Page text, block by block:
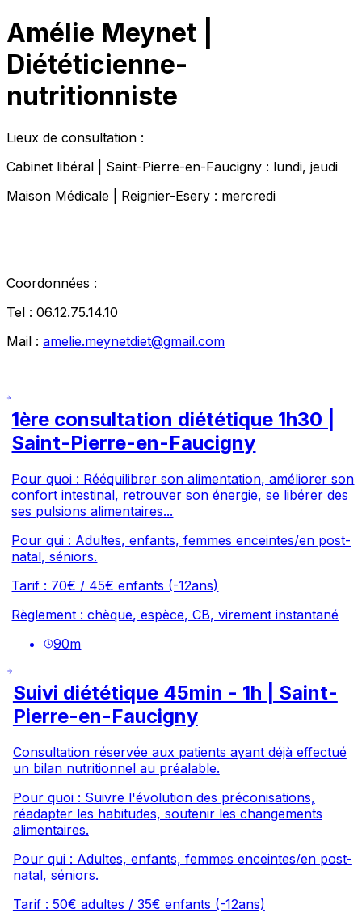
Amélie Meynet |
Diététicienne-
nutritionniste
Lieux de consultation :
Cabinet libéral | Saint-Pierre-en-Faucigny : lundi, jeudi
Maison Médicale | Reignier-Esery : mercredi
Coordonnées :
Tel : 06.12.75.14.10
Mail : amelie.meynetdiet@gmail.com
1ère consultation diététique 1h30 |
Saint-Pierre-en-Faucigny
Pour quoi : Rééquilibrer son alimentation, améliorer son
confort intestinal, retrouver son énergie, se libérer des
ses pulsions alimentaires...
Pour qui : Adultes, enfants, femmes enceintes/en post-
natal, séniors.
Tarif : 70€ / 45€ enfants (-12ans)
Règlement : chèque, espèce, CB, virement instantané
90m
Suivi diététique 45min - 1h | Saint-
Pierre-en-Faucigny
Consultation réservée aux patients ayant déjà effectué
un bilan nutritionnel au préalable.
Pour quoi : Suivre l'évolution des préconisations,
réadapter les habitudes, soutenir les changements
alimentaires.
Pour qui : Adultes, enfants, femmes enceintes/en post-
natal, séniors.
Tarif : 50€ adultes / 35€ enfants (-12ans)